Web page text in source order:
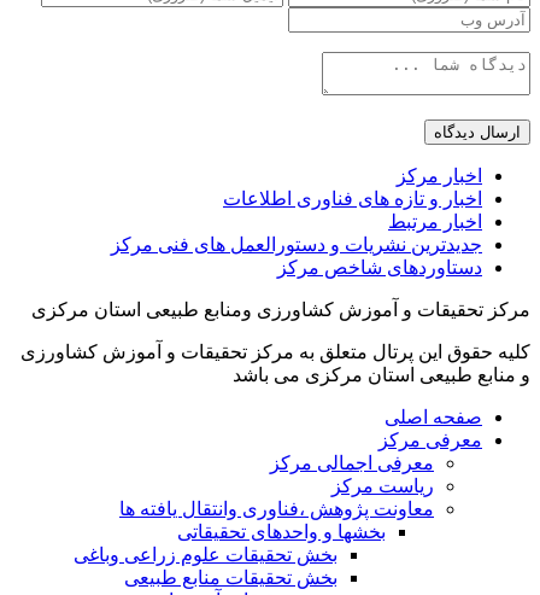
اخبار مرکز
اخبار و تازه های فناوری اطلاعات
اخبار مرتبط
جدیدترین نشریات و دستورالعمل های فنی مرکز
دستاوردهای شاخص مرکز
مرکز تحقیقات و آموزش کشاورزی ومنابع طبیعی استان مرکزی
کلیه حقوق این پرتال متعلق به مرکز تحقیقات و آموزش کشاورزی
و منابع طبیعی استان مرکزی می باشد
صفحه اصلی
معرفی مرکز
معرفی اجمالی مرکز
ریاست مرکز
معاونت پژوهش ،فناوری وانتقال یافته ها
بخشها و واحدهای تحقیقاتی
بخش تحقیقات علوم زراعی وباغی
بخش تحقیقات منابع طبیعی